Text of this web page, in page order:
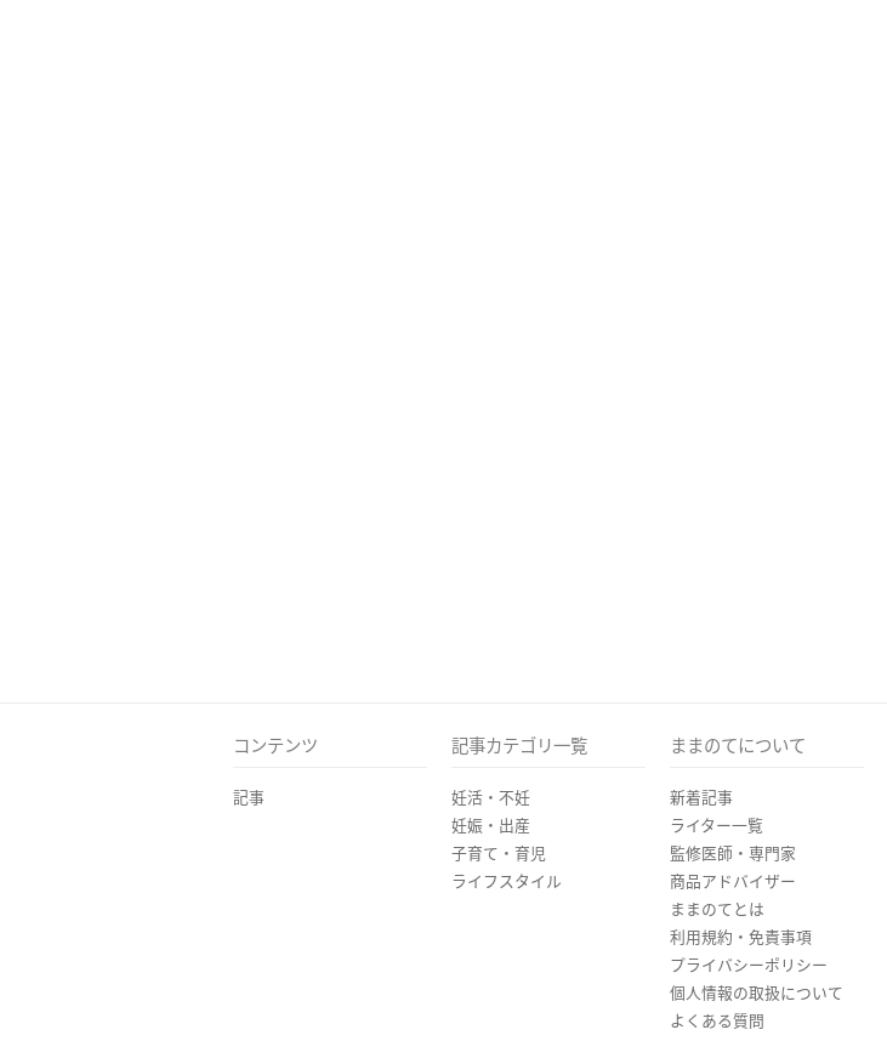
コンテンツ
記事
記事カテゴリ一覧
妊活・不妊
妊娠・出産
子育て・育児
ライフスタイル
ままのてについて
新着記事
ライター一覧
監修医師・専門家
商品アドバイザー
ままのてとは
利用規約・免責事項
プライバシーポリシー
個人情報の取扱について
よくある質問